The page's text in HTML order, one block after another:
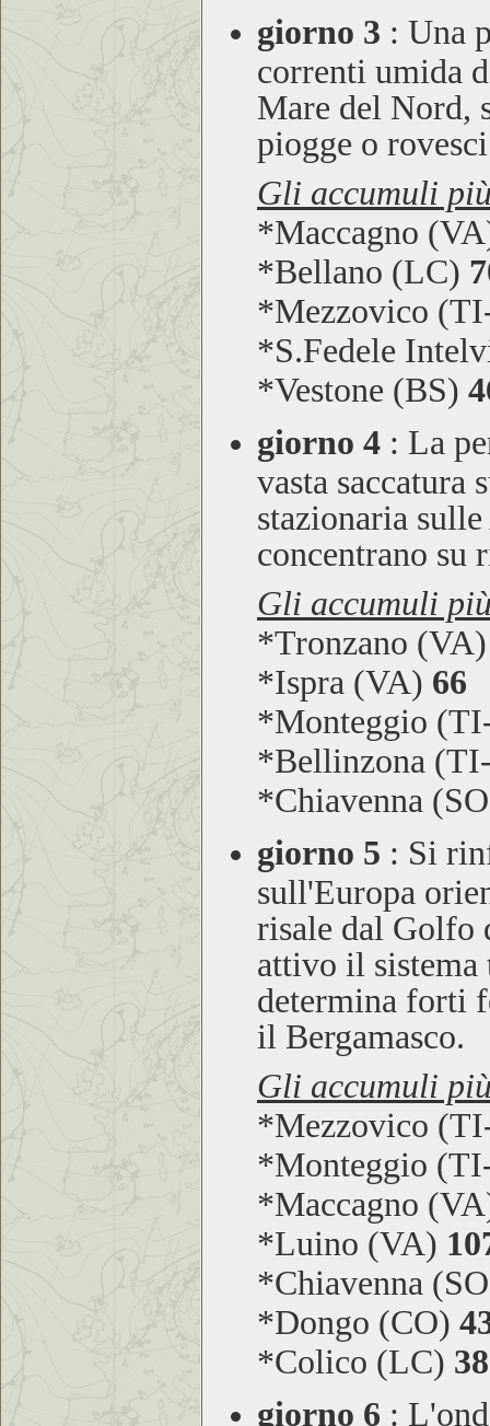
giorno 3 : Una
correnti umida
Mare del Nord,
piogge o
Gli accumuli
*Maccagno
*Bellano (LC)
*Mezzovico
*S.Fedele
*Vestone (BS)
giorno 4 : La
vasta saccatura
stazionaria
concentrano
Gli accumuli
*Tronzano
*Ispra (VA) 66
*Monteggio
*Bellinzona
*Chiavenna
giorno 5 : Si
sull'Europa
risale dal Golfo
attivo il sistema
determina forti
il Bergamasco.
Gli accumuli
*Mezzovico
*Monteggio
*Maccagno
*Luino (VA)
*Chiavenna
*Dongo (CO)
*Colico (LC) 38
giorno 6 :